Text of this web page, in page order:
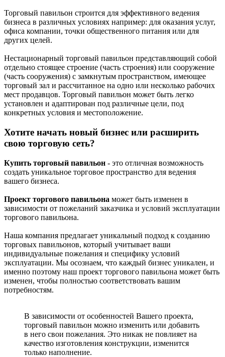
Торговый павильон строится для эффективного ведения
бизнеса в различных условиях например: для оказания услуг,
офиса компании, точки общественного питания или для
других целей.
Нестационарный торговый павильон представляющий собой
отдельно стоящее строение (часть строения) или сооружение
(часть сооружения) с замкнутым пространством, имеющее
торговый зал и рассчитанное на одно или несколько рабочих
мест продавцов. Торговый павильон может быть легко
установлен и адаптирован под различные цели, под
конкретных условия и местоположение.
Хотите начать новый бизнес или расширить
свою торговую сеть?
Купить торговый павильон - это отличная возможность
создать уникальное торговое пространство для ведения
вашего бизнеса.
Проект торгового павильона может быть изменен в
зависимости от пожеланий заказчика и условий эксплуатации
торгового павильона.
Наша компания предлагает уникальный подход к созданию
торговых павильонов, который учитывает ваши
индивидуальные пожелания и специфику условий
эксплуатации. Мы осознаем, что каждый бизнес уникален, и
именно поэтому наш проект торгового павильона может быть
изменен, чтобы полностью соответствовать вашим
потребностям.
В зависимости от особенностей Вашего проекта,
торговый павильон можно изменить или добавить
в него свои пожелания. Это никак не повлияет на
качество изготовления конструкции, изменится
только наполнение.